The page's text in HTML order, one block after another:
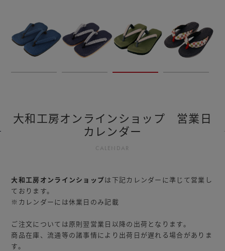
大和工房オンラインショップ 営業日
カレンダー
CALENDAR
大和工房オンラインショップは下記カレンダーに準じて営業し
ております。
※カレンダーには休業日のみ記載
ご注文については原則翌営業日以降の出荷となります。
商品在庫、流通等の諸事情により出荷日が遅れる場合がありま
す。